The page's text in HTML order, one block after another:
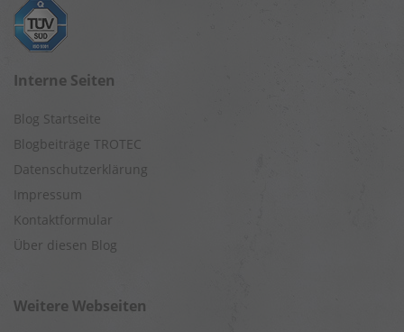
Interne Seiten
Blog Startseite
Blogbeiträge TROTEC
Datenschutzerklärung
Impressum
Kontaktformular
Über diesen Blog
Weitere Webseiten